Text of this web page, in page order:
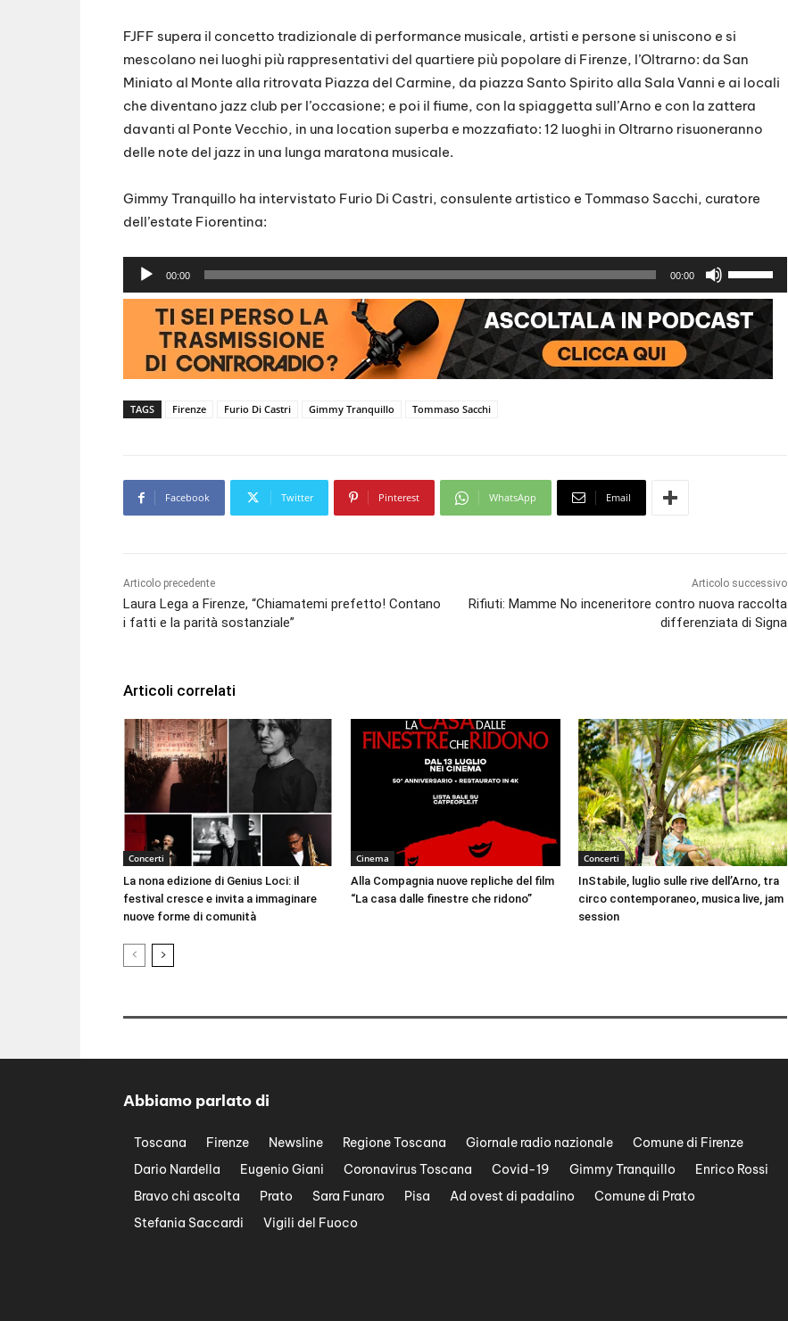
FJFF supera il concetto tradizionale di performance musicale, artisti e persone si uniscono e si
mescolano nei luoghi più rappresentativi del quartiere più popolare di Firenze, l’Oltrarno: da San
Miniato al Monte alla ritrovata Piazza del Carmine, da piazza Santo Spirito alla Sala Vanni e ai locali
che diventano jazz club per l’occasione; e poi il fiume, con la spiaggetta sull’Arno e con la zattera
davanti al Ponte Vecchio, in una location superba e mozzafiato: 12 luoghi in Oltrarno risuoneranno
delle note del jazz in una lunga maratona musicale.
Gimmy Tranquillo ha intervistato Furio Di Castri, consulente artistico e Tommaso Sacchi, curatore
dell’estate Fiorentina:
u
P
e
00:00 00:00
s
a
i
t
a
i
a
i
ù
p
e
r
a
u
m
o
i
n
TAGS Firenze Furio Di Castri Gimmy Tranquillo Tommaso Sacchi
Facebook Twitter Pinterest WhatsApp Email
Articolo precedente
Laura Lega a Firenze, “Chiamatemi prefetto! Contano
i fatti e la parità sostanziale”
Articolo successivo
Rifiuti: Mamme No inceneritore contro nuova raccolta
differenziata di Signa
Articoli correlati
Concerti
La nona edizione di Genius Loci: il
festival cresce e invita a immaginare
nuove forme di comunità
Cinema
Alla Compagnia nuove repliche del film
“La casa dalle finestre che ridono”
Concerti
InStabile, luglio sulle rive dell’Arno, tra
circo contemporaneo, musica live, jam
session
Abbiamo parlato di
Toscana Firenze Newsline Regione Toscana Giornale radio nazionale
Comune di Firenze
Dario Nardella
Eugenio Giani Coronavirus Toscana Covid-19 Gimmy Tranquillo
Enrico Rossi
Bravo chi ascolta
Prato Sara Funaro Pisa Ad ovest di padalino
Comune di Prato
Stefania Saccardi
Vigili del Fuoco